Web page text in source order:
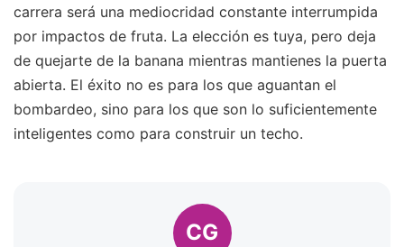
carrera será una mediocridad constante interrumpida
por impactos de fruta. La elección es tuya, pero deja
de quejarte de la banana mientras mantienes la puerta
abierta. El éxito no es para los que aguantan el
bombardeo, sino para los que son lo suficientemente
inteligentes como para construir un techo.
CG